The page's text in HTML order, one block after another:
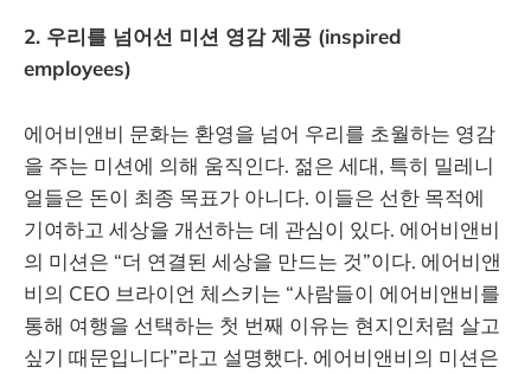
2. 우리를 넘어선 미션 영감 제공 (inspired
employees)
에어비앤비 문화는 환영을 넘어 우리를 초월하는 영감
을 주는 미션에 의해 움직인다. 젊은 세대, 특히 밀레니
얼들은 돈이 최종 목표가 아니다. 이들은 선한 목적에
기여하고 세상을 개선하는 데 관심이 있다. 에어비앤비
의 미션은 “더 연결된 세상을 만드는 것”이다. 에어비앤
비의 CEO 브라이언 체스키는 “사람들이 에어비앤비를
통해 여행을 선택하는 첫 번째 이유는 현지인처럼 살고
싶기 때문입니다”라고 설명했다. 에어비앤비의 미션은